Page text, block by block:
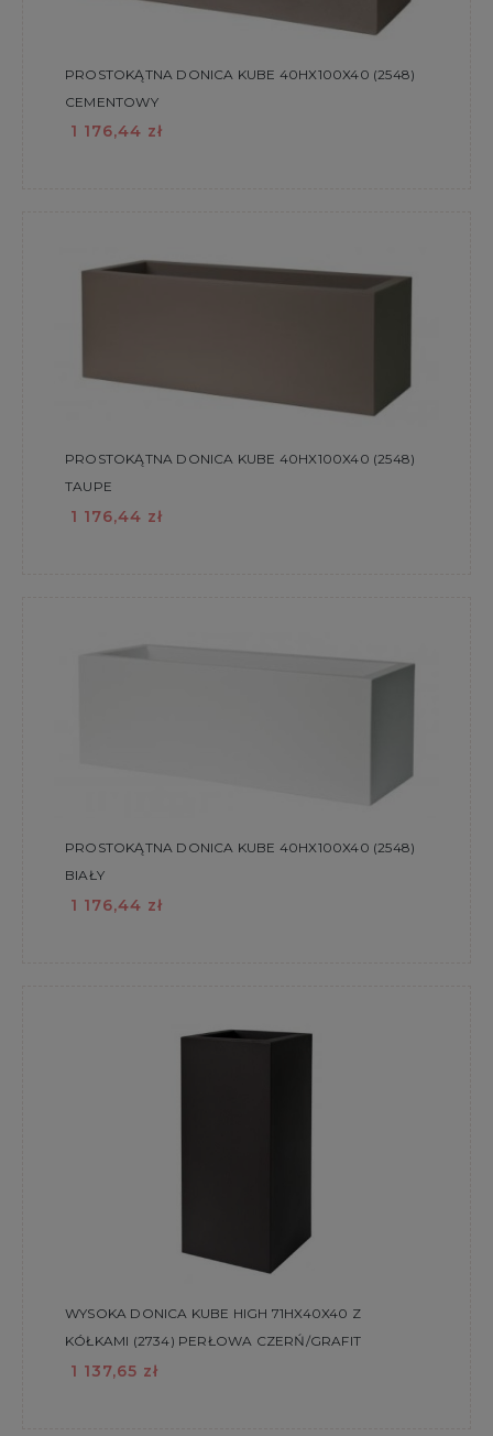
PROSTOKĄTNA DONICA KUBE 40HX100X40 (2548)
CEMENTOWY
1 176,44 zł
PROSTOKĄTNA DONICA KUBE 40HX100X40 (2548)
TAUPE
1 176,44 zł
PROSTOKĄTNA DONICA KUBE 40HX100X40 (2548)
BIAŁY
1 176,44 zł
WYSOKA DONICA KUBE HIGH 71HX40X40 Z
KÓŁKAMI (2734) PERŁOWA CZERŃ/GRAFIT
1 137,65 zł